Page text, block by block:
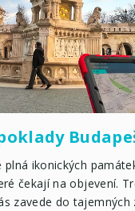
plná ikonických
čekají na objevení.
zavede do